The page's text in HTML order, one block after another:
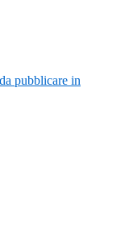
pubblicare in